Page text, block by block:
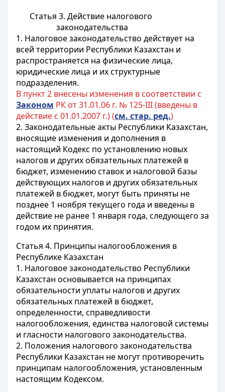
Статья 3. Действие налогового
законодательства
1. Налоговое законодательство действует на
всей территории Республики Казахстан и
распространяется на физические лица,
юридические лица и их структурные
подразделения.
В пункт 2 внесены изменения в соответствии с
Законом РК от 31.01.06 г. № 125-III (введены в
действие с 01.01.2007 г.) (см. стар. ред.)
2. Законодательные акты Республики Казахстан,
вносящие изменения и дополнения в
настоящий Кодекс по установлению новых
налогов и других обязательных платежей в
бюджет, изменению ставок и налоговой базы
действующих налогов и других обязательных
платежей в бюджет, могут быть приняты не
позднее 1 ноября текущего года и введены в
действие не ранее 1 января года, следующего за
годом их принятия.
Статья 4. Принципы налогообложения в
Республике Казахстан
1. Налоговое законодательство Республики
Казахстан основывается на принципах
обязательности уплаты налогов и других
обязательных платежей в бюджет,
определенности, справедливости
налогообложения, единства налоговой системы
и гласности налогового законодательства.
2. Положения налогового законодательства
Республики Казахстан не могут противоречить
принципам налогообложения, установленным
настоящим Кодексом.